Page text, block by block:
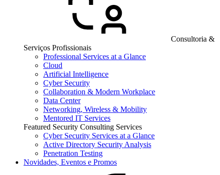
Consultoria &
Serviços Profissionais
Professional Services at a Glance
Cloud
Artificial Intelligence
Cyber Security
Collaboration & Modern Workplace
Data Center
Networking, Wireless & Mobility
Mentored IT Services
Featured Security Consulting Services
Cyber Security Services at a Glance
Active Directory Security Analysis
Penetration Testing
Novidades, Eventos e Promos